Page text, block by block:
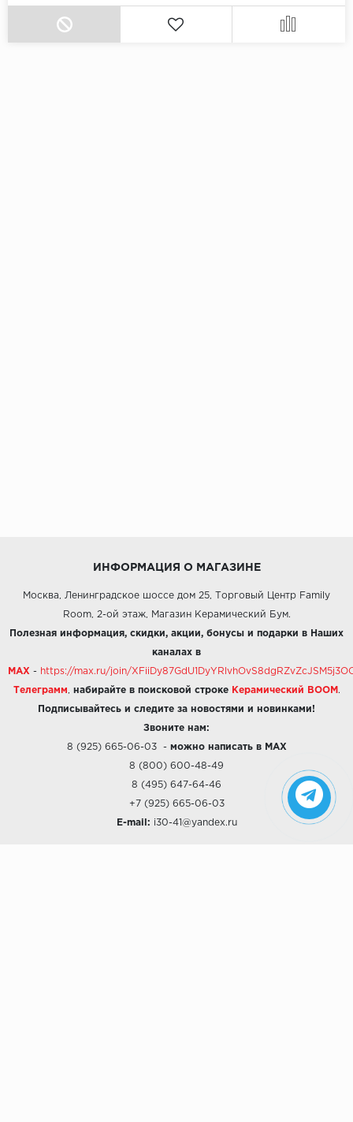
ИНФОРМАЦИЯ О МАГАЗИНЕ
Москва, Ленинградское шоссе дом 25, Торговый Центр Family
Room, 2-ой этаж, Магазин Керамический Бум.
Полезная информация, скидки, акции, бонусы и подарки в Наших
каналах в
MAX - https://max.ru/join/
Телеграмм набирайте в поисковой строке Керамический BOOM .
Подписывайтесь и следите за новостями и новинками!
Звоните нам:
8 (925) 665-06-03- можно написать в MAX
8 (800) 600-48-49
8 (495) 647-64-46
+7 (925) 665-06-03
E-mail: i30-41@yandex.ru